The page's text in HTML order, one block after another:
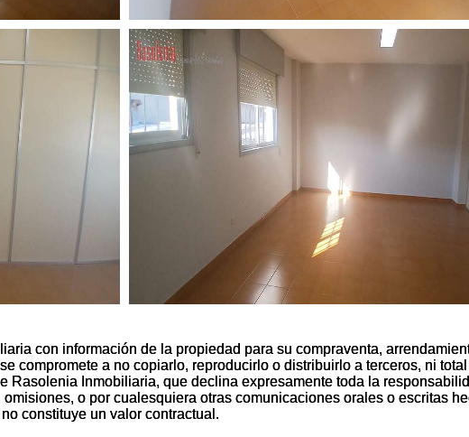
con información de la propiedad para su compraventa,
compromete a no copiarlo, reproducirlo o distribuirlo a terceros, ni
Rasolenia Inmobiliaria, que declina expresamente toda la
o por cualesquiera otras comunicaciones orales o escritas
constituye un valor contractual.
con información de la propiedad para su compraventa,
compromete a no copiarlo, reproducirlo o distribuirlo a terceros, ni
Rasolenia Inmobiliaria, que declina expresamente toda la
o por cualesquiera otras comunicaciones orales o escritas
constituye un valor contractual.